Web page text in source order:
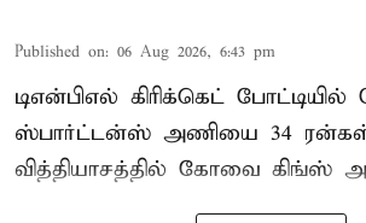
Published on: 06 Aug 2026, 6:43 pm
டிஎன்பிஎல் கிரிக்கெட்
ஸ்பார்ட்டன்ஸ் அணியை 34
வித்தியாசத்தில் கோவை கிங்ஸ்